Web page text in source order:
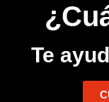
Te